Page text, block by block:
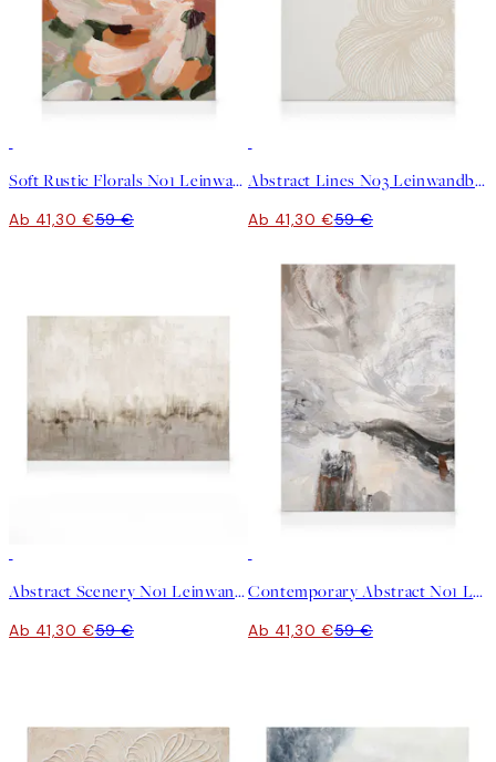
Soft Rustic Florals No1 Leinwandbild
Ab 41,30 €59 €
Abstract Lines No3 Leinwandbild
Ab 41,30 €59 €
Abstract Scenery No1 Leinwandbild
Ab 41,30 €59 €
Contemporary Abstract No1 Leinwandbild
Ab 41,30 €59 €